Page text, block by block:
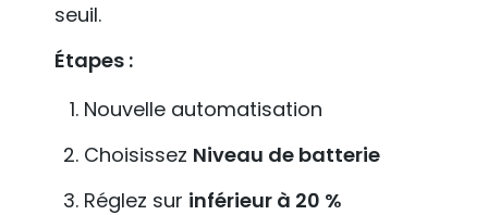
seuil.
Étapes :
Nouvelle automatisation
Choisissez Niveau de batterie
Réglez sur inférieur à 20 %